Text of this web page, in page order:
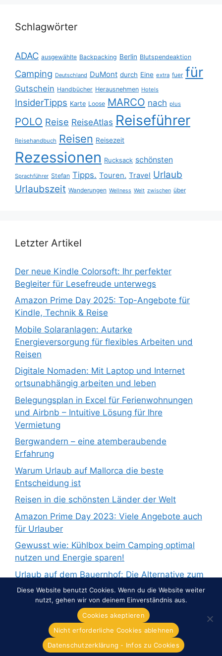
Schlagwörter
ADAC ausgewählte Backpacking Berlin Blutspendeaktion
Camping Deutschland DuMont durch Eine extra fuer für
Gutschein Handbücher Herausnehmen Hotels
InsiderTipps Karte Loose MARCO nach plus
POLO Reise ReiseAtlas Reiseführer
Reisehandbuch Reisen Reisezeit
Rezessionen Rucksack schönsten
Sprachführer Stefan Tipps. Touren. Travel Urlaub
Urlaubszeit Wanderungen Wellness Welt zwischen über
Letzter Artikel
Der neue Kindle Colorsoft: Ihr perfekter
Begleiter für Lesefreude unterwegs
Amazon Prime Day 2025: Top-Angebote für
Kindle, Technik & Reise
Mobile Solaranlagen: Autarke
Energieversorgung für flexibles Arbeiten und
Reisen
Digitale Nomaden: Mit Laptop und Internet
ortsunabhängig arbeiten und leben
Belegungsplan in Excel für Ferienwohnungen
und Airbnb – Intuitive Lösung für Ihre
Vermietung
Bergwandern – eine atemberaubende
Erfahrung
Warum Urlaub auf Mallorca die beste
Entscheidung ist
Reisen in die schönsten Länder der Welt
Amazon Prime Day 2023: Viele Angebote auch
für Urlauber
Gewusst wie: Kühlbox beim Camping optimal
nutzen und Energie sparen!
Urlaub auf dem Bauernhof: Die Alternative zum
Pauschalurlaub
© 2026 Overnight-Europe.de• Erstellt mit
GeneratePress
Diese Website benutzt Cookies. Wenn du die Website weiter
nutzt, gehen wir von deinem Einverständnis aus.
Cookies akeptieren
Nicht erforderliche Cookies ablehnen
Datenschutzerklärung - Infos zu Cookies